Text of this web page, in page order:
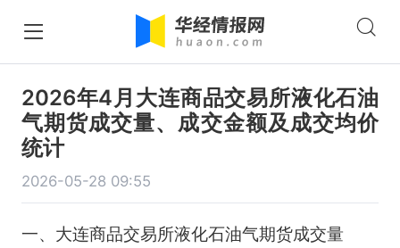
2026年4月大连商品交易所液化石油
气期货成交量、成交金额及成交均价
统计
2026-05-28 09:55
一、大连商品交易所液化石油气期货成交量